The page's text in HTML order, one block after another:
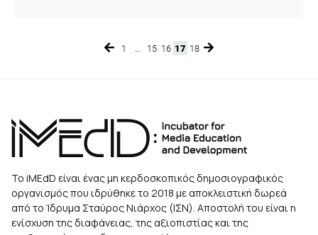
Page
1 Page
15 Page
16 Page
17 Page
18
Το iMEdD είναι ένας μη κερδοσκοπικός δημοσιογραφικός
οργανισμός που ιδρύθηκε το 2018 με αποκλειστική δωρεά
από το Ίδρυμα Σταύρος Νιάρχος (ΙΣΝ). Αποστολή του είναι η
ενίσχυση της διαφάνειας, της αξιοπιστίας και της